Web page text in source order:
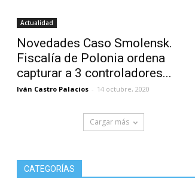
Actualidad
Novedades Caso Smolensk.
Fiscalía de Polonia ordena
capturar a 3 controladores...
Iván Castro Palacios - 14 octubre, 2020
Cargar más
CATEGORÍAS